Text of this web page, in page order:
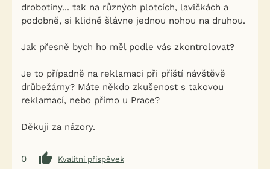
drobotiny... tak na různých plotcích, lavičkách a
podobně, si klidně šlávne jednou nohou na druhou.
Jak přesně bych ho měl podle vás zkontrolovat?
Je to případně na reklamaci při příští návštěvě
drůbežárny? Máte někdo zkušenost s takovou
reklamací, nebo přímo u Prace?
Děkuji za názory.
0
Kvalitní příspěvek